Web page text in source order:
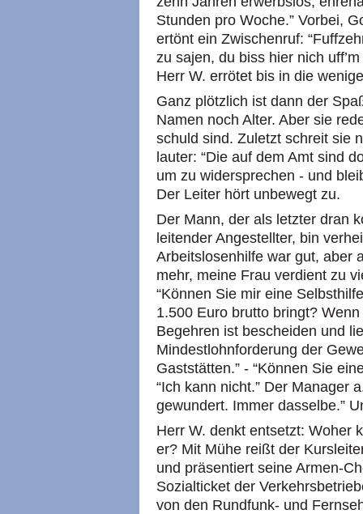
Stunden pro Woche.” Vorbei,
ertönt ein Zwischenruf:
zu sajen, du biss hier nich
Herr W. errötet bis in die
Ganz plötzlich ist dann der
Namen noch Alter. Aber sie
schuld sind. Zuletzt schreit sie
lauter: “Die auf dem Amt sind
um zu widersprechen - und
Der Leiter hört unbewegt zu.
Der Mann, der als letzter dran
leitender Angestellter, bin
Arbeitslosenhilfe war gut, aber
mehr, meine Frau verdient zu
“Können Sie mir eine
1.500 Euro brutto bringt?
Begehren ist bescheiden und
Mindestlohnforderung der
Gaststätten.” - “Können Sie
“Ich kann nicht.” Der Manager
gewundert. Immer dasselbe.”
Herr W. denkt entsetzt: Woher
er? Mit Mühe reißt der
und präsentiert seine Armen-
Sozialticket der
von den Rundfunk- und